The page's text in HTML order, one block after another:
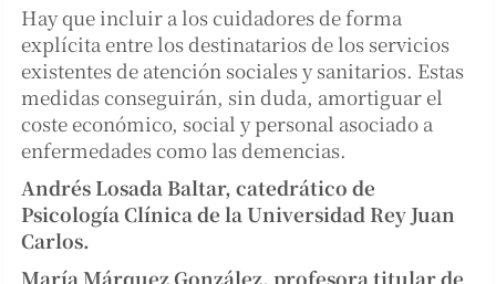
Hay que incluir a los cuidadores de forma
explícita entre los destinatarios de los servicios
existentes de atención sociales y sanitarios. Estas
medidas conseguirán, sin duda, amortiguar el
coste económico, social y personal asociado a
enfermedades como las demencias.
Andrés Losada Baltar, catedrático de
Psicología Clínica de la Universidad Rey Juan
Carlos.
María Márquez González, profesora titular de